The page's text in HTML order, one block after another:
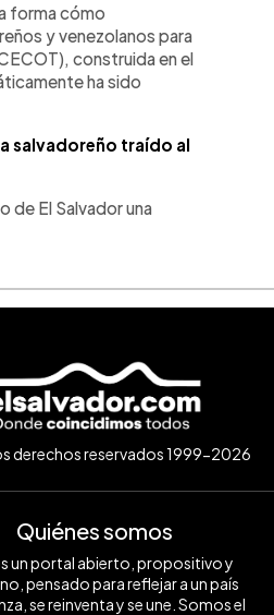
forma cómo
y venezolanos para
construida en el
ha sido
a salvadoreño traído al
de El Salvador una
derechos reservados 1999-2026
Quiénes somos
un portal abierto, propositivo y
pensado para reflejar a un país
se reinventa y se une. Somos el